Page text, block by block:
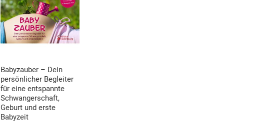
Babyzauber – Dein
persönlicher Begleiter
für eine entspannte
Schwangerschaft,
Geburt und erste
Babyzeit